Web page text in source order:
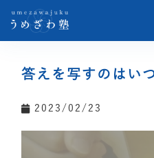
答えを写すのはい
2023/02/23